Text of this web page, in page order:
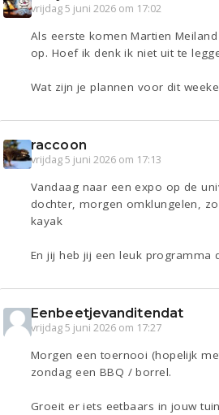
vrijdag 5 juni 2026 om 17:02
Als eerste komen Martien
op. Hoef ik denk ik niet uit te
Wat zijn je plannen voor dit
raccoon
vrijdag 5 juni 2026 om 17:13
Vandaag naar een expo op de
dochter, morgen omklungelen,
kayak
En jij heb jij een leuk programma
Eenbeetjevanditendat
vrijdag 5 juni 2026 om 17:27
Morgen een toernooi (hopelijk
zondag een BBQ / borrel.
Groeit er iets eetbaars in jouw